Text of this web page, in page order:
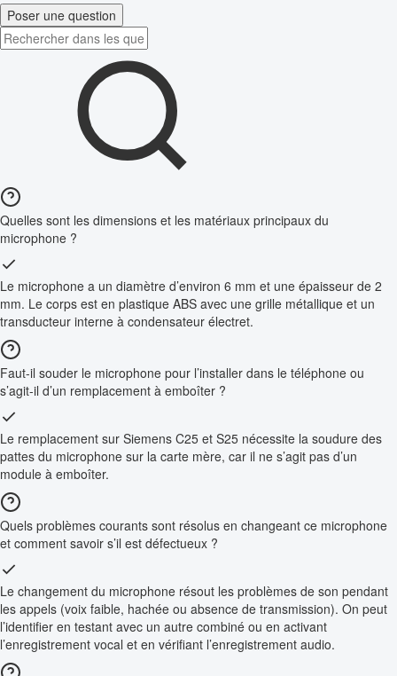
Poser une question
Quelles sont les dimensions et les matériaux principaux du
microphone ?
Le microphone a un diamètre d’environ 6 mm et une épaisseur de 2
mm. Le corps est en plastique ABS avec une grille métallique et un
transducteur interne à condensateur électret.
Faut-il souder le microphone pour l’installer dans le téléphone ou
s’agit-il d’un remplacement à emboîter ?
Le remplacement sur Siemens C25 et S25 nécessite la soudure des
pattes du microphone sur la carte mère, car il ne s’agit pas d’un
module à emboîter.
Quels problèmes courants sont résolus en changeant ce microphone
et comment savoir s’il est défectueux ?
Le changement du microphone résout les problèmes de son pendant
les appels (voix faible, hachée ou absence de transmission). On peut
l’identifier en testant avec un autre combiné ou en activant
l’enregistrement vocal et en vérifiant l’enregistrement audio.